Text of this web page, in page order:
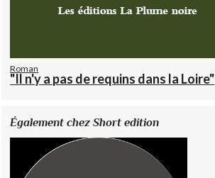
Roman
"Il n'y a pas de requins dans la Loire"
Également chez Short edition